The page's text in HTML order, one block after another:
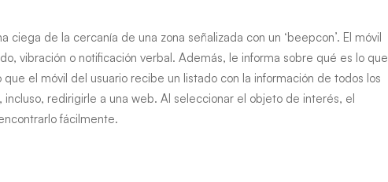
ciega de la cercanía de una zona señalizada con un ‘beepcon’. El móvil
vibración o notificación verbal. Además, le informa sobre qué es lo que
el móvil del usuario recibe un listado con la información de todos los
incluso, redirigirle a una web. Al seleccionar el objeto de interés, el
fácilmente.